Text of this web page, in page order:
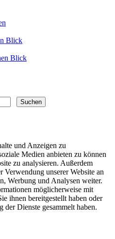
Blick
Blick
und Anzeigen zu
Medien anbieten zu können
zu analysieren. Außerdem
unserer Website an
Werbung und Analysen weiter.
möglicherweise mit
ihnen bereitgestellt haben oder
Dienste gesammelt haben.